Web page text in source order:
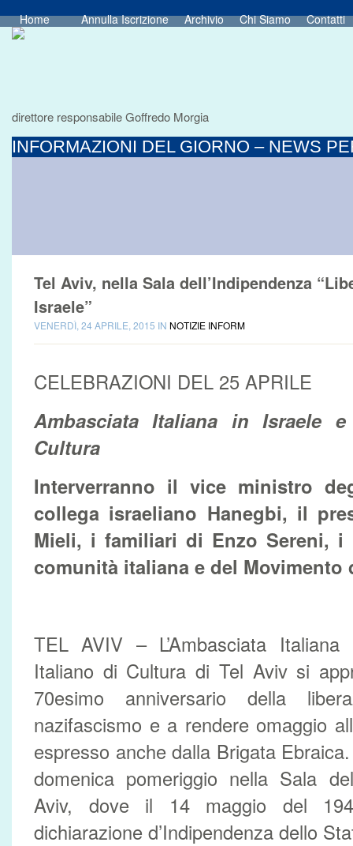
Home Annulla Iscrizione Archivio Chi Siamo Contatti
direttore responsabile Goffredo Morgia
INFORMAZIONI DEL GIORNO – NEWS
Tel Aviv, nella Sala dell’Indipendenza
Israele”
VENERDÌ, 24 APRILE, 2015 IN NOTIZIE INFORM
CELEBRAZIONI DEL 25 APRILE
Ambasciata Italiana in Israele
Cultura
Interverranno il vice ministro
collega israeliano Hanegbi, il
Mieli, i familiari di Enzo Sereni, i
comunità italiana e del Movimento
TEL AVIV – L’Ambasciata
Italiano di Cultura di Tel Aviv si
70esimo anniversario della
nazifascismo e a rendere omaggio
espresso anche dalla Brigata
domenica pomeriggio nella Sala
Aviv, dove il 14 maggio del
dichiarazione d’Indipendenza dello